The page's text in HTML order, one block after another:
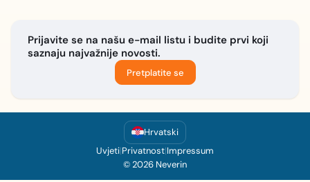
Prijavite se na našu e-mail listu i budite prvi koji
saznaju najvažnije novosti.
Pretplatite se
Hrvatski
Uvjeti|Privatnost|Impressum
© 2026 Neverin